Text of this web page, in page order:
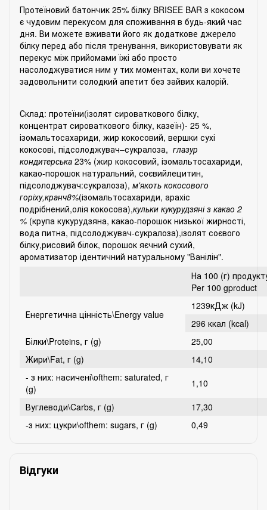
Протеїновий батончик 25% білку BRISEE BAR з кокосом
є чудовим перекусом для споживання в будь-який час
дня. Ви можете вживати його як додаткове джерело
білку перед або після тренування, використовувати як
перекус між прийомами їжі або просто
насолоджуватися ним у тих моментах, коли ви хочете
задовольнити солодкий апетит без зайвих калорій.
Склад: протеїни(ізолят сироваткового білку,
концентрат сироваткового білку, казеїн)- 25 %,
ізомальтосахариди, жир кокосовий, вершки сухі
кокосові, підсолоджувач–сукралоза, глазур
кондитерська 23% (жир кокосовий, ізомальтосахариди,
какао-порошок натуральний, соєвийлецитин,
підсолоджувач:сукралоза), м'якоть кокосового
горіху,кранч8%(ізомальтосахариди, арахіс
подрібнений,олія кокосова),кульки кукурудзяні з какао 2
% (крупа кукурудзяна, какао-порошок низької жирності,
вода питна, підсолоджувач-сукралоза),ізолят соєвого
білку,рисовий білок, порошок яєчний сухий,
ароматизатор ідентичний натуральному "Ванілін".
На 100 (г)
Per 100 gproduct
Енергетична цінність\Energy value
1239кДж (kJ)
296 ккал (kcal)
Білки\Proteins, г (g)
25,00
Жири\Fat, г (g)
14,10
- з них: насичені\ofthem: saturated, г
(g)
1,10
Вуглеводи\Carbs, г (g)
17,30
-з них: цукри\ofthem: sugars, г (g)
0,49
Відгуки